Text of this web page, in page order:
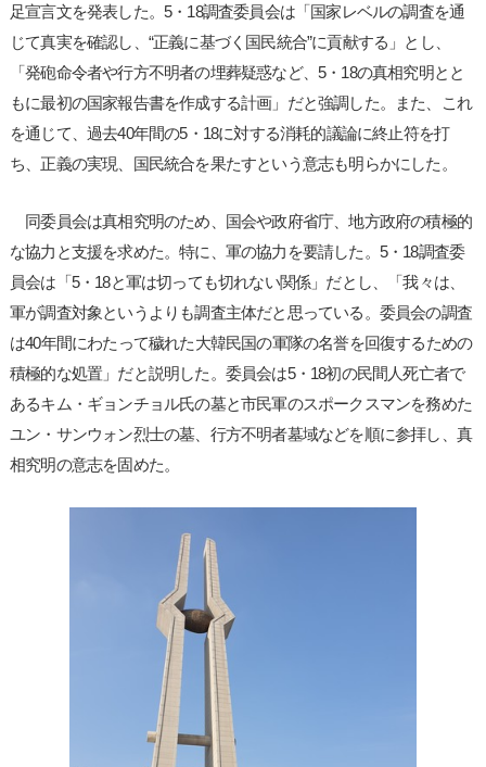
足宣言文を発表した。5・18調査委員会は「国家レベルの調査を通
じて真実を確認し、“正義に基づく国民統合”に貢献する」とし、
「発砲命令者や行方不明者の埋葬疑惑など、5・18の真相究明とと
もに最初の国家報告書を作成する計画」だと強調した。また、これ
を通じて、過去40年間の5・18に対する消耗的議論に終止符を打
ち、正義の実現、国民統合を果たすという意志も明らかにした。
同委員会は真相究明のため、国会や政府省庁、地方政府の積極的
な協力と支援を求めた。特に、軍の協力を要請した。5・18調査委
員会は「5・18と軍は切っても切れない関係」だとし、「我々は、
軍が調査対象というよりも調査主体だと思っている。委員会の調査
は40年間にわたって穢れた大韓民国の軍隊の名誉を回復するための
積極的な処置」だと説明した。委員会は5・18初の民間人死亡者で
あるキム・ギョンチョル氏の墓と市民軍のスポークスマンを務めた
ユン・サンウォン烈士の墓、行方不明者墓域などを順に参拝し、真
相究明の意志を固めた。